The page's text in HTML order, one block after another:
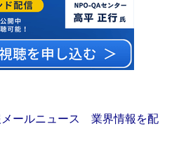
ールニュース 業界情報を配